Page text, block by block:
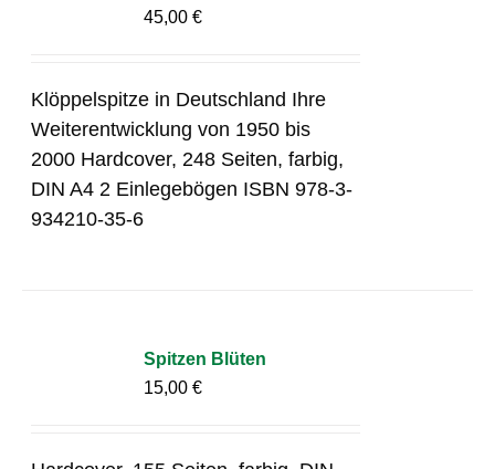
45,00€
Klöppelspitze in Deutschland Ihre
Weiterentwicklung von 1950 bis
2000 Hardcover, 248 Seiten, farbig,
DIN A4 2 Einlegebögen ISBN 978-3-
934210-35-6
Spitzen Blüten
15,00€